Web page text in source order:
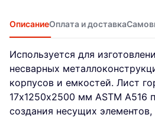
ОписаниеОплата и доставка
Используется для
несварных
корпусов и емкостей. Лист
17х1250х2500 мм ASTM A516
создания несущих